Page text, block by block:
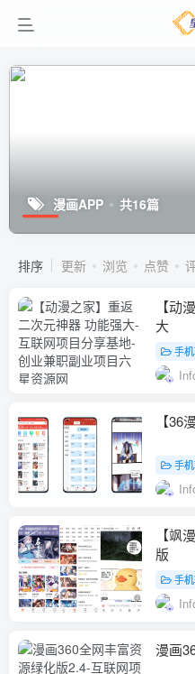
漫画APP 共16篇
排序 更新 浏览 点赞
【动
大
手
【
手
【飒
版
手
漫画